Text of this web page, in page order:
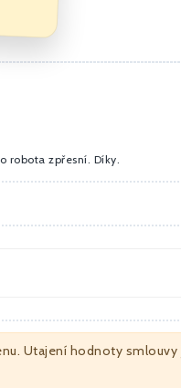
robota zpřesní. Díky.
Utajení hodnoty